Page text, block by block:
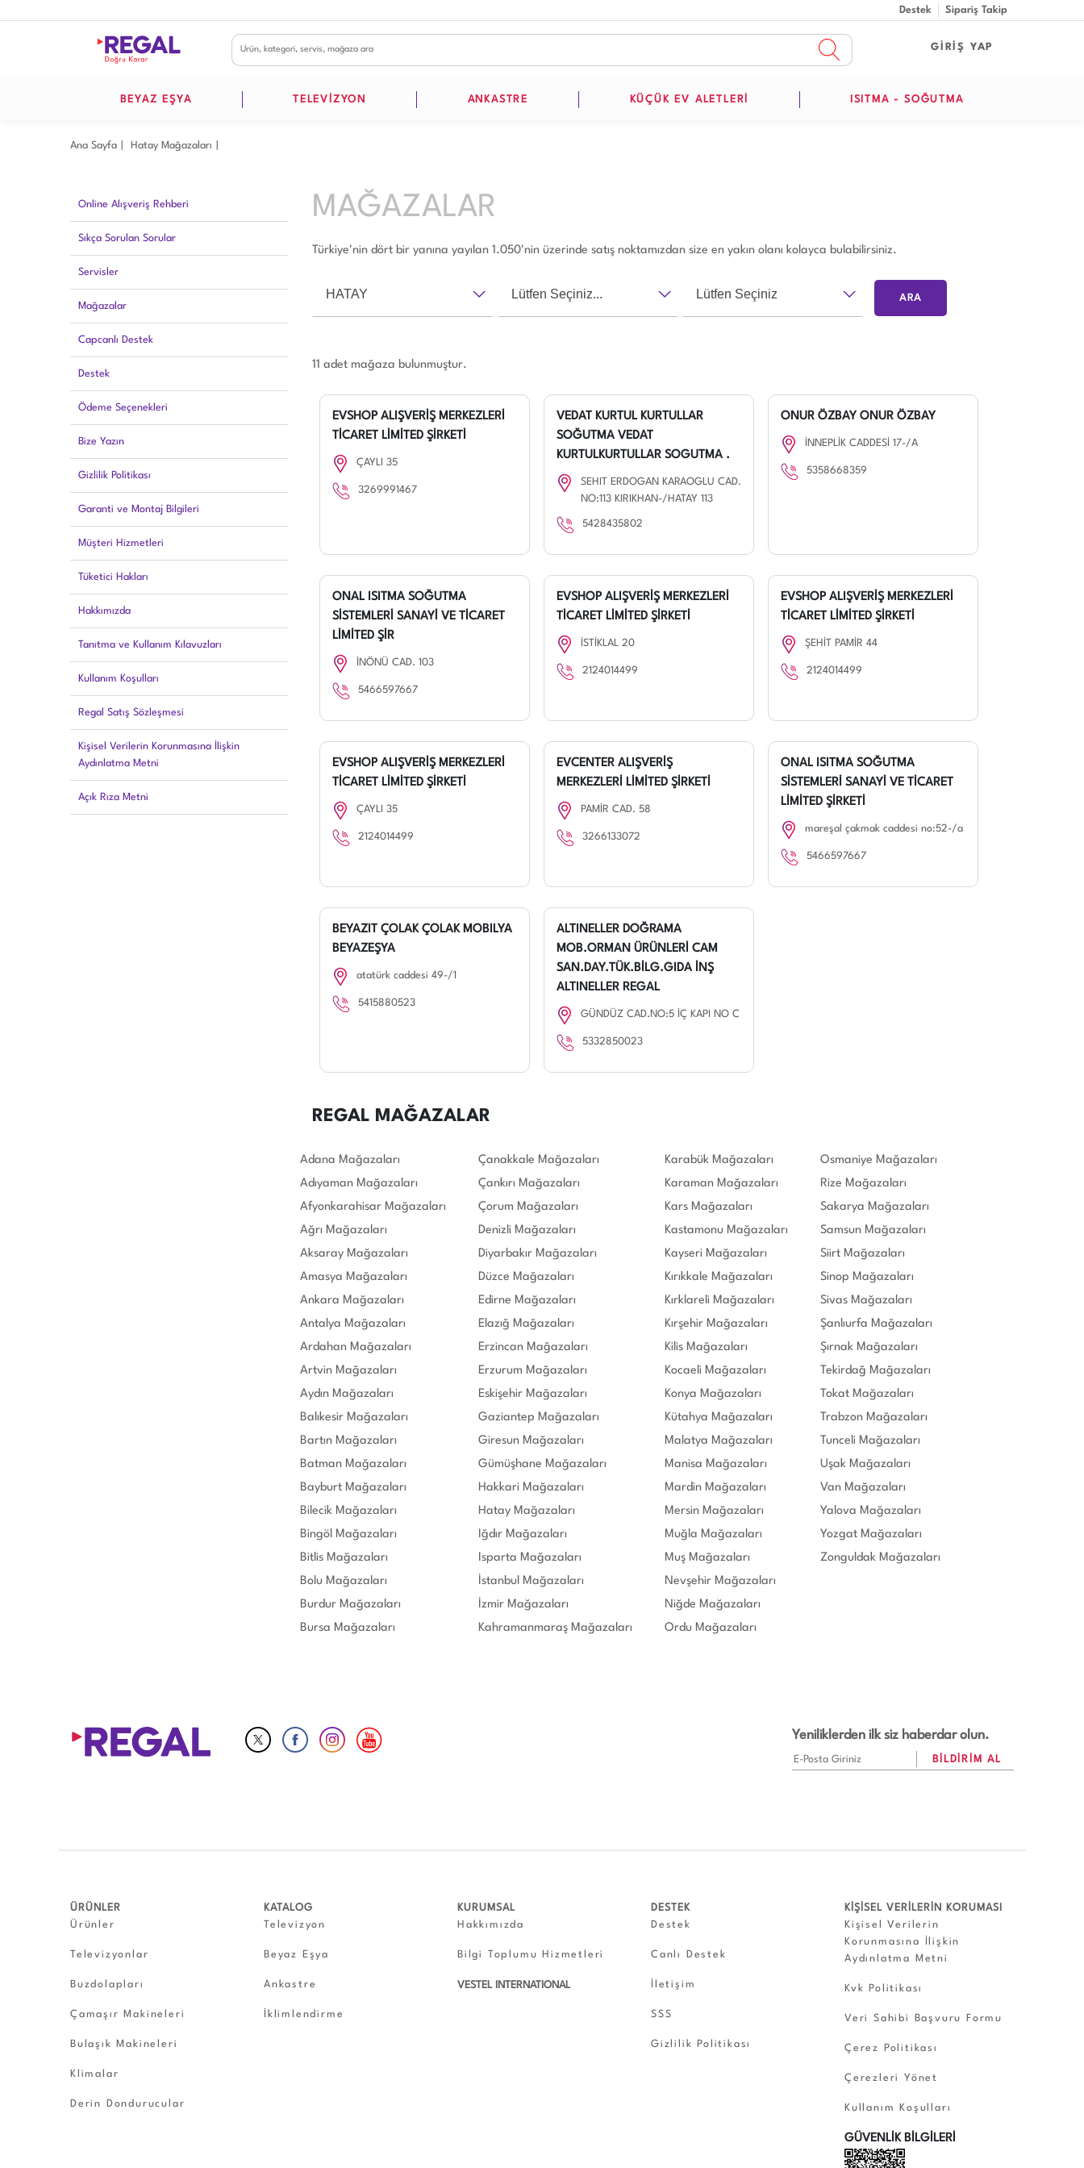
Destek Sipariş Takip
GİRİŞ YAP
BEYAZ EŞYA TELEVİZYON ANKASTRE KÜÇÜK EV ALETLERİ ISITMA - SOĞUTMA
Ana Sayfa Hatay Mağazaları
Online Alışveriş Rehberi
Sıkça Sorulan Sorular
Servisler
Mağazalar
Capcanlı Destek
Destek
Ödeme Seçenekleri
Bize Yazın
Gizlilik Politikası
Garanti ve Montaj Bilgileri
Müşteri Hizmetleri
Tüketici Hakları
Hakkımızda
Tanıtma ve Kullanım Kılavuzları
Kullanım Koşulları
Regal Satış Sözleşmesi
Kişisel Verilerin Korunmasına İlişkin
Aydınlatma Metni
Açık Rıza Metni
MAĞAZALAR
Türkiye'nin dört bir yanına yayılan 1.050'nin üzerinde satış noktamızdan size en yakın olanı kolayca bulabilirsiniz.
HATAY Lütfen Seçiniz... Lütfen Seçiniz
11 adet mağaza bulunmuştur.
EVSHOP ALIŞVERİŞ MERKEZLERİ
TİCARET LİMİTED ŞİRKETİ
ÇAYLI 35
3269991467
VEDAT KURTUL KURTULLAR
SOĞUTMA VEDAT
KURTULKURTULLAR SOGUTMA .
SEHIT ERDOGAN KARAOGLU CAD.
NO:113 KIRIKHAN-/HATAY 113
5428435802
ONUR ÖZBAY ONUR ÖZBAY
İNNEPLİK CADDESİ 17-/A
5358668359
ONAL ISITMA SOĞUTMA
SİSTEMLERİ SANAYİ VE TİCARET
LİMİTED ŞİR
İNÖNÜ CAD. 103
5466597667
EVSHOP ALIŞVERİŞ MERKEZLERİ
TİCARET LİMİTED ŞİRKETİ
İSTİKLAL 20
2124014499
EVSHOP ALIŞVERİŞ MERKEZLERİ
TİCARET LİMİTED ŞİRKETİ
ŞEHİT PAMİR 44
2124014499
EVSHOP ALIŞVERİŞ MERKEZLERİ
TİCARET LİMİTED ŞİRKETİ
ÇAYLI 35
2124014499
EVCENTER ALIŞVERİŞ
MERKEZLERİ LİMİTED ŞİRKETİ
PAMİR CAD. 58
3266133072
ONAL ISITMA SOĞUTMA
SİSTEMLERİ SANAYİ VE TİCARET
LİMİTED ŞİRKETİ
mareşal çakmak caddesi no:52-/a
5466597667
BEYAZIT ÇOLAK ÇOLAK MOBILYA
BEYAZEŞYA
atatürk caddesi 49-/1
5415880523
ALTINELLER DOĞRAMA
MOB.ORMAN ÜRÜNLERİ CAM
SAN.DAY.TÜK.BİLG.GIDA İNŞ
ALTINELLER REGAL
GÜNDÜZ CAD.NO:5 İÇ KAPI NO C
5332850023
REGAL MAĞAZALAR
Adana Mağazaları
Adıyaman Mağazaları
Afyonkarahisar Mağazaları
Ağrı Mağazaları
Aksaray Mağazaları
Amasya Mağazaları
Ankara Mağazaları
Antalya Mağazaları
Ardahan Mağazaları
Artvin Mağazaları
Aydın Mağazaları
Balıkesir Mağazaları
Bartın Mağazaları
Batman Mağazaları
Bayburt Mağazaları
Bilecik Mağazaları
Bingöl Mağazaları
Bitlis Mağazaları
Bolu Mağazaları
Burdur Mağazaları
Bursa Mağazaları
Çanakkale Mağazaları
Çankırı Mağazaları
Çorum Mağazaları
Denizli Mağazaları
Diyarbakır Mağazaları
Düzce Mağazaları
Edirne Mağazaları
Elazığ Mağazaları
Erzincan Mağazaları
Erzurum Mağazaları
Eskişehir Mağazaları
Gaziantep Mağazaları
Giresun Mağazaları
Gümüşhane Mağazaları
Hakkari Mağazaları
Hatay Mağazaları
Iğdır Mağazaları
Isparta Mağazaları
İstanbul Mağazaları
İzmir Mağazaları
Kahramanmaraş Mağazaları
Karabük Mağazaları
Karaman Mağazaları
Kars Mağazaları
Kastamonu Mağazaları
Kayseri Mağazaları
Kırıkkale Mağazaları
Kırklareli Mağazaları
Kırşehir Mağazaları
Kilis Mağazaları
Kocaeli Mağazaları
Konya Mağazaları
Kütahya Mağazaları
Malatya Mağazaları
Manisa Mağazaları
Mardin Mağazaları
Mersin Mağazaları
Muğla Mağazaları
Muş Mağazaları
Nevşehir Mağazaları
Niğde Mağazaları
Ordu Mağazaları
Osmaniye Mağazaları
Rize Mağazaları
Sakarya Mağazaları
Samsun Mağazaları
Siirt Mağazaları
Sinop Mağazaları
Sivas Mağazaları
Şanlıurfa Mağazaları
Şırnak Mağazaları
Tekirdağ Mağazaları
Tokat Mağazaları
Trabzon Mağazaları
Tunceli Mağazaları
Uşak Mağazaları
Van Mağazaları
Yalova Mağazaları
Yozgat Mağazaları
Zonguldak Mağazaları
Yeniliklerden ilk siz haberdar olun.
ÜRÜNLER
Ürünler
Televizyonlar
Buzdolapları
Çamaşır Makineleri
Bulaşık Makineleri
Klimalar
Derin Dondurucular
KATALOG
Televizyon
Beyaz Eşya
Ankastre
İklimlendirme
KURUMSAL
Hakkımızda
Bilgi Toplumu Hizmetleri
VESTEL INTERNATIONAL
DESTEK
Destek
Canlı Destek
İletişim
SSS
Gizlilik Politikası
KİŞİSEL VERİLERİN KORUMASI
Kişisel Verilerin
Korunmasına İlişkin
Aydınlatma Metni
Kvk Politikası
Veri Sahibi Başvuru Formu
Çerez Politikası
Çerezleri Yönet
Kullanım Koşulları
GÜVENLİK BİLGİLERİ